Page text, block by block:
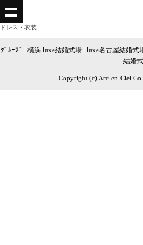
ドレス・衣装
ｸﾞﾙｰﾌﾟ 横浜 luxe結婚式場| luxe名古屋結婚式
結婚
Copyright (c) Arc-en-Ciel